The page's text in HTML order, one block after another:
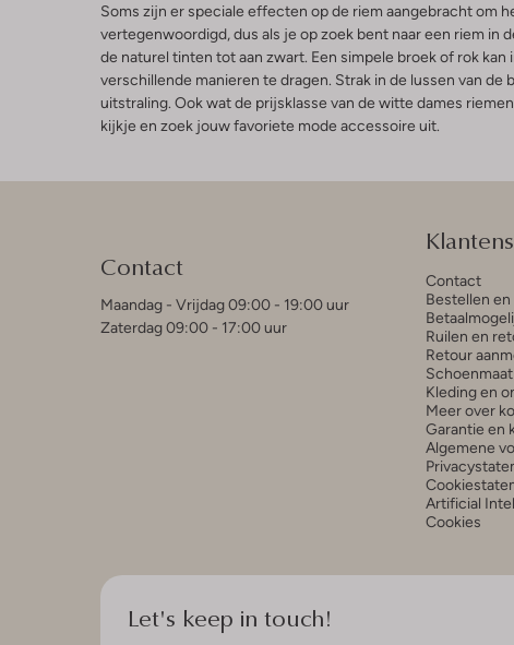
Soms zijn er speciale effecten op de riem aangebracht om
vertegenwoordigd, dus als je op zoek bent naar een riem
de naturel tinten tot aan zwart. Een simpele broek of rok
verschillende manieren te dragen. Strak in de lussen van
uitstraling. Ook wat de prijsklasse van de witte dames
kijkje en zoek jouw favoriete mode accessoire uit.
Contact
Maandag - Vrijdag 09:00 - 19:00 uur
Zaterdag 09:00 - 17:00 uur
Contact
Bestellen
Ruilen en
Retour
Kleding en
Meer over
Garantie en
Algemene
Artificial
Cookies
Let's keep in touch!